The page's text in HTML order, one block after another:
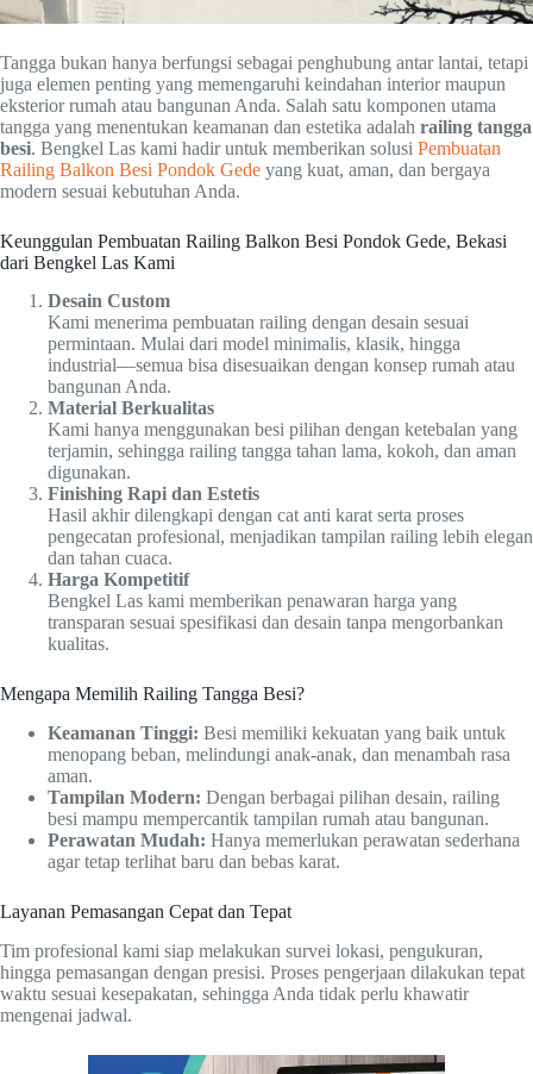
Tangga bukan hanya berfungsi sebagai penghubung antar lantai, tetapi
juga elemen penting yang memengaruhi keindahan interior maupun
eksterior rumah atau bangunan Anda. Salah satu komponen utama
tangga yang menentukan keamanan dan estetika adalah railing tangga
besi. Bengkel Las kami hadir untuk memberikan solusi Pembuatan
Railing Balkon Besi Pondok Gede yang kuat, aman, dan bergaya
modern sesuai kebutuhan Anda.
Keunggulan Pembuatan Railing Balkon Besi Pondok Gede, Bekasi
dari Bengkel Las Kami
Desain Custom
Kami menerima pembuatan railing dengan desain sesuai
permintaan. Mulai dari model minimalis, klasik, hingga
industrial—semua bisa disesuaikan dengan konsep rumah atau
bangunan Anda.
Material Berkualitas
Kami hanya menggunakan besi pilihan dengan ketebalan yang
terjamin, sehingga railing tangga tahan lama, kokoh, dan aman
digunakan.
Finishing Rapi dan Estetis
Hasil akhir dilengkapi dengan cat anti karat serta proses
pengecatan profesional, menjadikan tampilan railing lebih elegan
dan tahan cuaca.
Harga Kompetitif
Bengkel Las kami memberikan penawaran harga yang
transparan sesuai spesifikasi dan desain tanpa mengorbankan
kualitas.
Mengapa Memilih Railing Tangga Besi?
Keamanan Tinggi: Besi memiliki kekuatan yang baik untuk
menopang beban, melindungi anak-anak, dan menambah rasa
aman.
Tampilan Modern: Dengan berbagai pilihan desain, railing
besi mampu mempercantik tampilan rumah atau bangunan.
Perawatan Mudah: Hanya memerlukan perawatan sederhana
agar tetap terlihat baru dan bebas karat.
Layanan Pemasangan Cepat dan Tepat
Tim profesional kami siap melakukan survei lokasi, pengukuran,
hingga pemasangan dengan presisi. Proses pengerjaan dilakukan tepat
waktu sesuai kesepakatan, sehingga Anda tidak perlu khawatir
mengenai jadwal.